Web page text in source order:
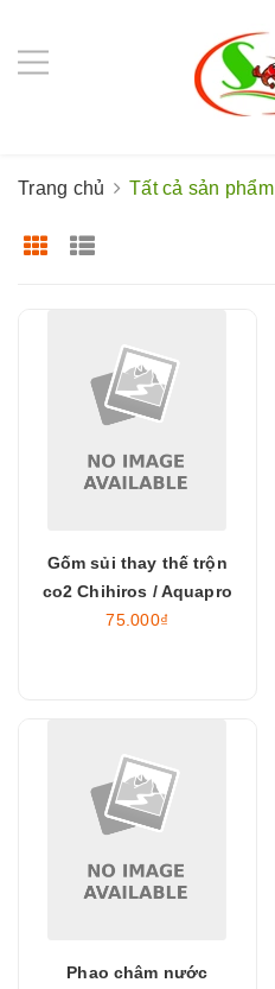
Trang chủ Tất cả sản phẩm
Gốm sủi thay thế trộn
co2 Chihiros / Aquapro
75.000₫
Phao châm nước